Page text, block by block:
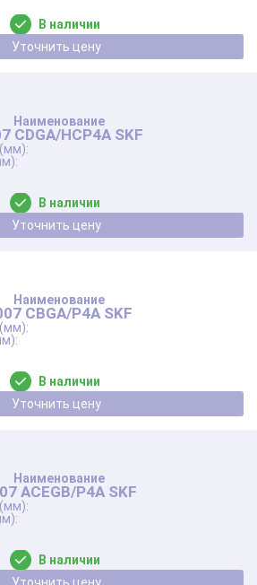
В наличии
Уточнить цену
CDGA/HCP4A SKF
В наличии
Уточнить цену
CBGA/P4A SKF
В наличии
Уточнить цену
ACEGB/P4A SKF
В наличии